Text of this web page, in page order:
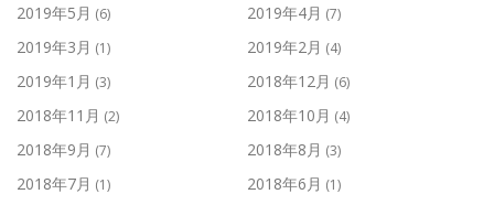
2019年5月 (6) 2019年4月 (7)
2019年3月 (1) 2019年2月 (4)
2019年1月 (3) 2018年12月 (6)
2018年11月 (2) 2018年10月 (4)
2018年9月 (7) 2018年8月 (3)
2018年7月 (1) 2018年6月 (1)